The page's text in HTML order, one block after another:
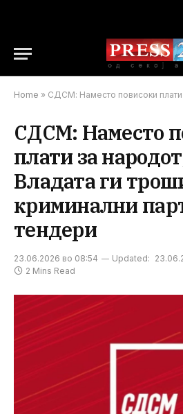
Home » СДСМ: Наместо повисоки плати за народот, парите
СДСМ: Наместо
плати за
Владата ги
криминални
тендери
23.06.2026 во 08:54 Updated:
2 Mins Read